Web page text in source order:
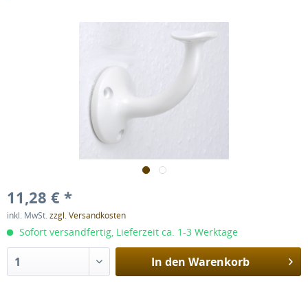
11,28 € *
inkl. MwSt.zzgl. Versandkosten
Sofort versandfertig, Lieferzeit ca. 1-3 Werktage
In den Warenkorb